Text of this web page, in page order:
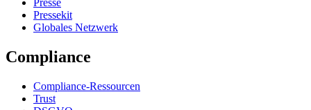
Presse
Pressekit
Globales Netzwerk
Compliance
Compliance-Ressourcen
Trust